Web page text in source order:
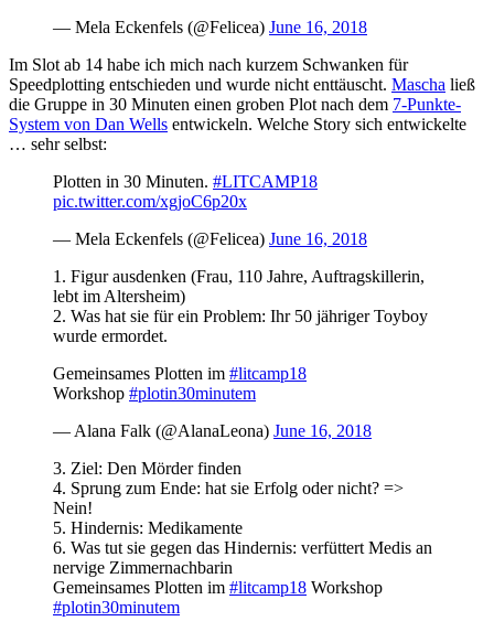
— Mela Eckenfels (@Felicea) June 16, 2018
Im Slot ab 14 habe ich mich nach kurzem Schwanken für
Speedplotting entschieden und wurde nicht enttäuscht. Mascha ließ
die Gruppe in 30 Minuten einen groben Plot nach dem 7-Punkte-
System von Dan Wells entwickeln. Welche Story sich entwickelte
… sehr selbst:
Plotten in 30 Minuten. #LITCAMP18
pic.twitter.com/xgjoC6p20x
— Mela Eckenfels (@Felicea) June 16, 2018
1. Figur ausdenken (Frau, 110 Jahre, Auftragskillerin,
lebt im Altersheim)
2. Was hat sie für ein Problem: Ihr 50 jähriger Toyboy
wurde ermordet.
Gemeinsames Plotten im #litcamp18
Workshop #plotin30minutem
— Alana Falk (@AlanaLeona) June 16, 2018
3. Ziel: Den Mörder finden
4. Sprung zum Ende: hat sie Erfolg oder nicht? =>
Nein!
5. Hindernis: Medikamente
6. Was tut sie gegen das Hindernis: verfüttert Medis an
nervige Zimmernachbarin
Gemeinsames Plotten im #litcamp18 Workshop
#plotin30minutem